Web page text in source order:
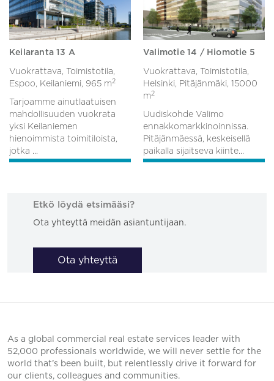
Keilaranta 13 A
Vuokrattava, Toimistotila,
Espoo, Keilaniemi, 965 m 2
Tarjoamme ainutlaatuisen
mahdollisuuden vuokrata
yksi Keilaniemen
hienoimmista toimitiloista,
jotka ...
Valimotie 14 / Hiomotie 5
Vuokrattava, Toimistotila,
Helsinki, Pitäjänmäki, 15000
m 2
Uudiskohde Valimo
ennakkomarkkinoinnissa.
Pitäjänmäessä, keskeisellä
paikalla sijaitseva kiinte...
Etkö löydä etsimääsi?
Ota yhteyttä meidän asiantuntijaan.
Ota yhteyttä
As a global commercial real estate services leader with
52,000 professionals worldwide, we will never settle for the
world that’s been built, but relentlessly drive it forward for
our clients, colleagues and communities.